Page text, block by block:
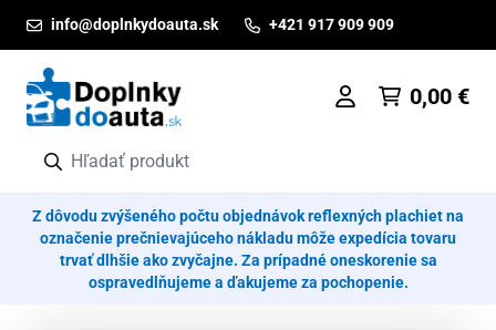
info@doplnkydoauta.sk +421 917 909 909
0,00 €
Z dôvodu zvýšeného počtu objednávok reflexných plachiet na
označenie prečnievajúceho nákladu môže expedícia tovaru
trvať dlhšie ako zvyčajne. Za prípadné oneskorenie sa
ospravedlňujeme a ďakujeme za pochopenie.